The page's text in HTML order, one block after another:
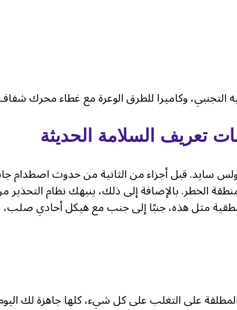
التجنبي، وكاميرا للطرق الوعرة مع غطاء محرك
تعريف السلامة الحديثة
حد سواء، تقدم جي 63 2025 نظام بري سيف إمبولس سايد. قبل أجزاء من الثانية من حدوث
الخطر. بالإضافة إلى ذلك، ينبهك نظام التحذير
مثل هذه، جنبًا إلى جنب مع هيكل أحادي